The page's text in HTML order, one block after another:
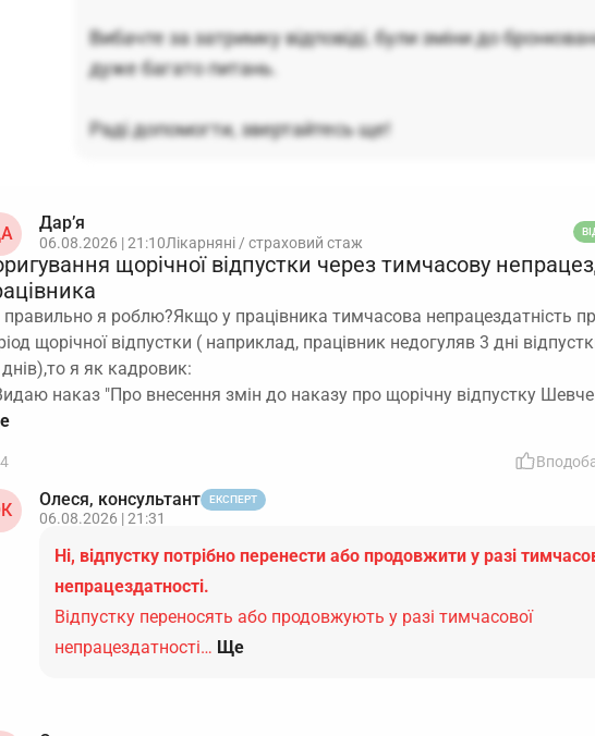
Вибачте за затримку відповіді, були зміни до
дуже багато питань.
Раді допомогти, звертайтесь ще!
Дар’я
06.08.2026 | 21:10Лікарняні / страховий стаж
щорічної відпустки через тимчасову
я роблю?Якщо у працівника тимчасова непрацездатність
щорічної відпустки ( наприклад, працівник недогуляв 3 дні
я як кадровик:
наказ "Про внесення змін до наказу про щорічну відпустку
4
Олеся, консультант ЕКСПЕРТ
06.08.2026 | 21:31
Ні, відпустку потрібно перенести або продовжити у разі
непрацездатності.
Відпустку переносять або продовжують у разі тимчасової
непрацездатності… Ще